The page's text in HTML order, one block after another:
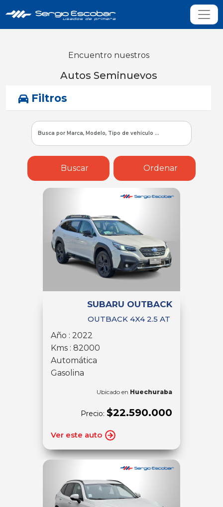
Encuentro nuestros
Autos Seminuevos
Filtros
Buscar Ordenar
SUBARU OUTBACK
OUTBACK 4X4 2.5 AT
Año : 2022
Kms : 82000
Automática
Gasolina
Ubicado en Huechuraba
Precio: $22.590.000
Ver este auto